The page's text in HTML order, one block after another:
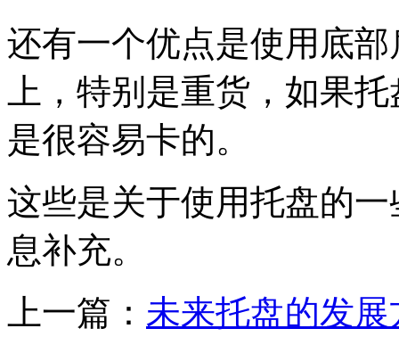
还有一个优点是使用底
上，特别是重货，如果
是很容易卡的。
这些是关于使用托盘的
息补充。
上一篇： 未来托盘的发展